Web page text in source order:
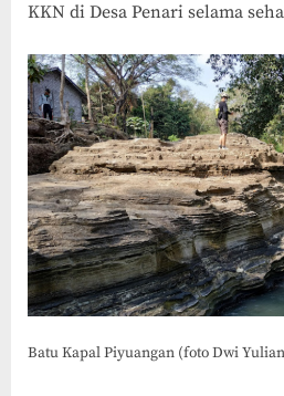
KKN di Desa Penari selama
Batu Kapal Piyuangan (foto Dwi